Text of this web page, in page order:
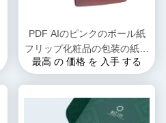
PDF AIのピンクのボール紙
フリップ化粧品の包装の紙箱
の水様のコーティング
最高 の 価格 を 入手 する